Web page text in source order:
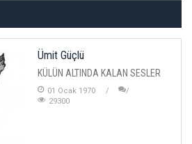
Ümit Güçlü
KÜLÜN ALTINDA KALAN SESLER
01 Ocak 1970
29300